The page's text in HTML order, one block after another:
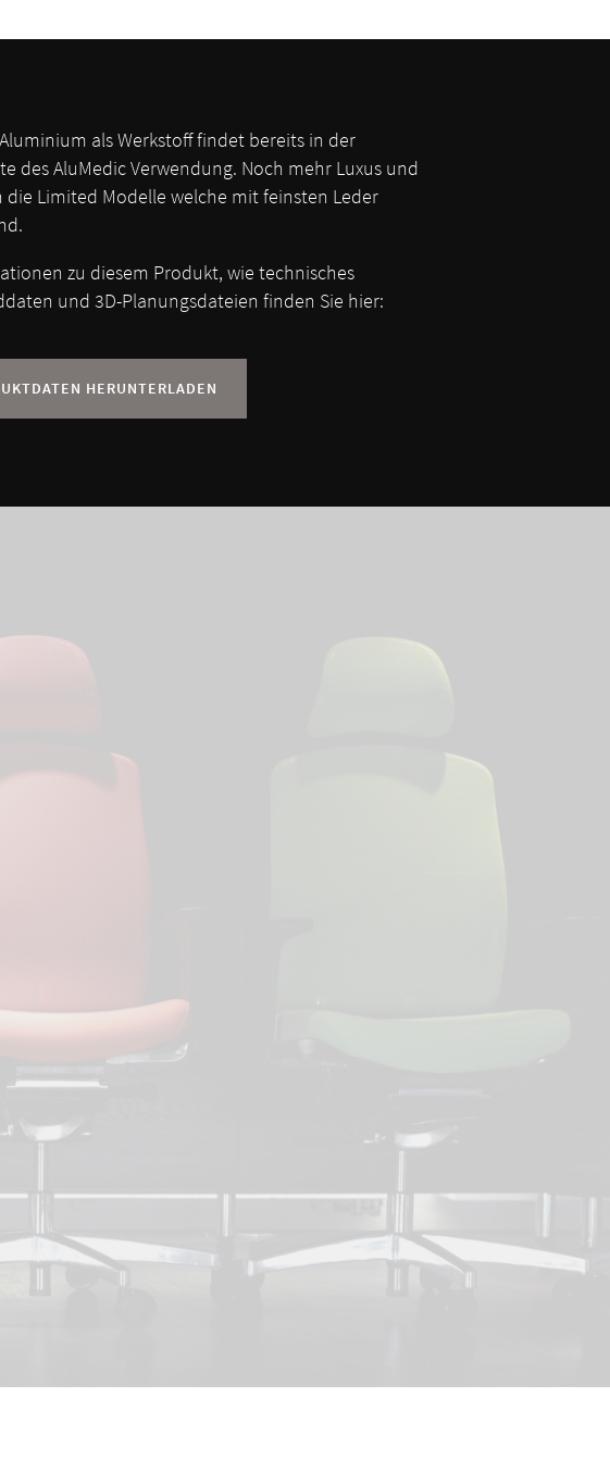
als Werkstoff findet bereits in der
des AluMedic Verwendung. Noch mehr Luxus und
Limited Modelle welche mit feinsten Leder
zu diesem Produkt, wie technisches
und 3D-Planungsdateien finden Sie hier:
HERUNTERLADEN